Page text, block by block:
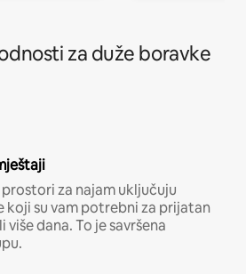
za duže boravke
za najam uključuju
koji su vam potrebni za prijatan
dana. To je savršena